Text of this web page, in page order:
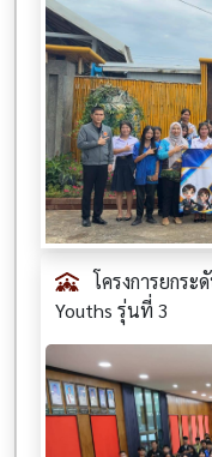
โครงการยกร
Youths รุ่นที่ 3